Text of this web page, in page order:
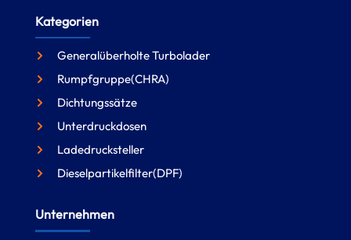
Kategorien
Generalüberholte Turbolader
Rumpfgruppe(CHRA)
Dichtungssätze
Unterdruckdosen
Ladedrucksteller
Dieselpartikelfilter(DPF)
Unternehmen